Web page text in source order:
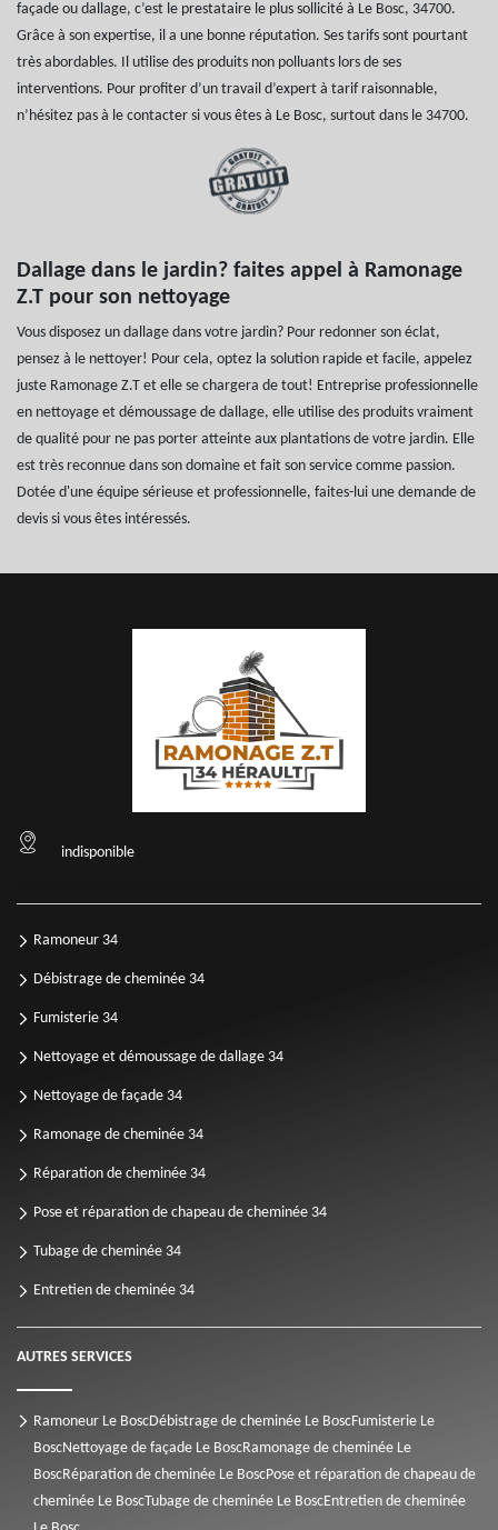
façade ou dallage, c’est le prestataire le plus sollicité à Le Bosc, 34700.
Grâce à son expertise, il a une bonne réputation. Ses tarifs sont pourtant
très abordables. Il utilise des produits non polluants lors de ses
interventions. Pour profiter d’un travail d’expert à tarif raisonnable,
n’hésitez pas à le contacter si vous êtes à Le Bosc, surtout dans le 34700.
Dallage dans le jardin? faites appel à Ramonage
Z.T pour son nettoyage
Vous disposez un dallage dans votre jardin? Pour redonner son éclat,
pensez à le nettoyer! Pour cela, optez la solution rapide et facile, appelez
juste Ramonage Z.T et elle se chargera de tout! Entreprise professionnelle
en nettoyage et démoussage de dallage, elle utilise des produits vraiment
de qualité pour ne pas porter atteinte aux plantations de votre jardin. Elle
est très reconnue dans son domaine et fait son service comme passion.
Dotée d'une équipe sérieuse et professionnelle, faites-lui une demande de
devis si vous êtes intéressés.
indisponible
Ramoneur 34
Débistrage de cheminée 34
Fumisterie 34
Nettoyage et démoussage de dallage 34
Nettoyage de façade 34
Ramonage de cheminée 34
Réparation de cheminée 34
Pose et réparation de chapeau de cheminée 34
Tubage de cheminée 34
Entretien de cheminée 34
AUTRES SERVICES
Ramoneur Le BoscDébistrage de cheminée Le BoscFumisterie Le
BoscNettoyage de façade Le BoscRamonage de cheminée Le
BoscRéparation de cheminée Le BoscPose et réparation de chapeau de
cheminée Le BoscTubage de cheminée Le BoscEntretien de cheminée